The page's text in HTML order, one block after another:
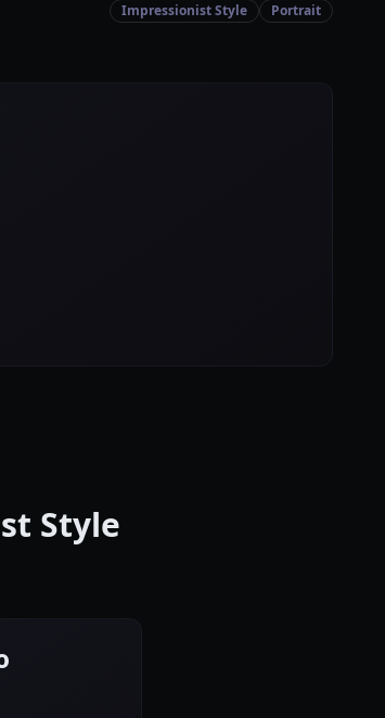
Impressionist Style Portrait
Style